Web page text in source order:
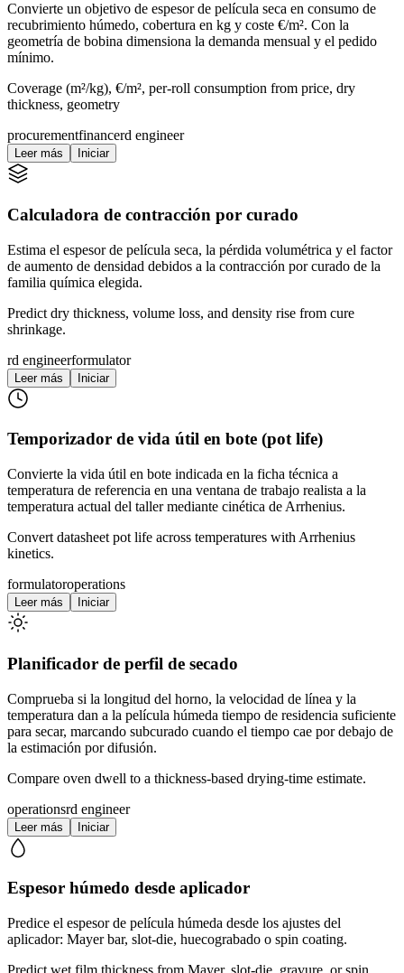
Convierte un objetivo de espesor de película seca en consumo de
recubrimiento húmedo, cobertura en kg y coste €/m². Con la
geometría de bobina dimensiona la demanda mensual y el pedido
mínimo.
Coverage (m²/kg), €/m², per-roll consumption from price, dry
thickness, geometry
procurementfinancerd engineer
Leer más Iniciar
Calculadora de contracción por curado
Estima el espesor de película seca, la pérdida volumétrica y el factor
de aumento de densidad debidos a la contracción por curado de la
familia química elegida.
Predict dry thickness, volume loss, and density rise from cure
shrinkage.
rd engineerformulator
Leer más Iniciar
Temporizador de vida útil en bote (pot life)
Convierte la vida útil en bote indicada en la ficha técnica a
temperatura de referencia en una ventana de trabajo realista a la
temperatura actual del taller mediante cinética de Arrhenius.
Convert datasheet pot life across temperatures with Arrhenius
kinetics.
formulatoroperations
Leer más Iniciar
Planificador de perfil de secado
Comprueba si la longitud del horno, la velocidad de línea y la
temperatura dan a la película húmeda tiempo de residencia suficiente
para secar, marcando subcurado cuando el tiempo cae por debajo de
la estimación por difusión.
Compare oven dwell to a thickness-based drying-time estimate.
operationsrd engineer
Leer más Iniciar
Espesor húmedo desde aplicador
Predice el espesor de película húmeda desde los ajustes del
aplicador: Mayer bar, slot-die, huecograbado o spin coating.
Predict wet film thickness from Mayer, slot-die, gravure, or spin